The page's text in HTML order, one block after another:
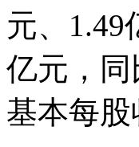
元、1.49
亿元，同
基本每股